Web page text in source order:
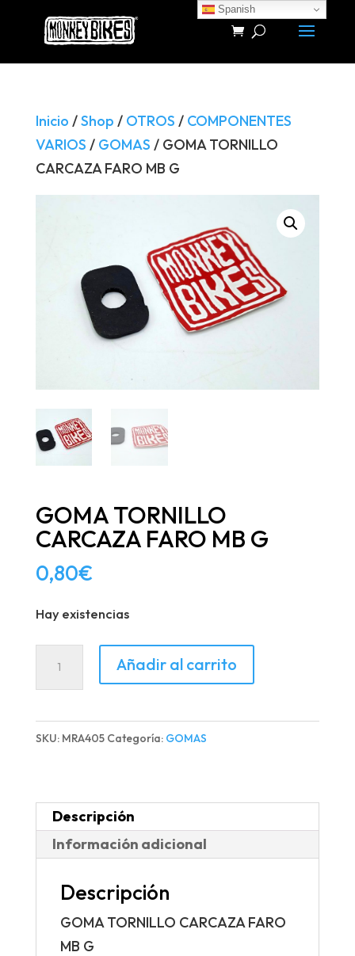
Búsqueda
productos
Inicio /Shop / OTROS / COMPONENTES
VARIOS / GOMAS / GOMA TORNILLO
CARCAZA FARO MB G
GOMA TORNILLO
CARCAZA FARO MB G
0,80€
Hay existencias
TORNILLO
FARO
Añadir al carrito
SKU: MRA405 Categoría: GOMAS
Descripción
Información adicional
Descripción
GOMA TORNILLO CARCAZA FARO
MB G
Spanish